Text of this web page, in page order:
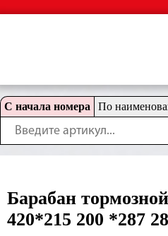
С начала номера По
Барабан
420*215 200 *287